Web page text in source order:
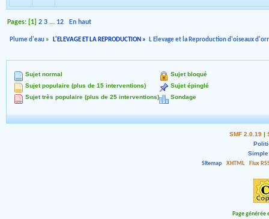
Pages: [1]2 3 ... 12 En haut
Plume d'eau » L'ELEVAGE ET LA REPRODUCTION » L Elevage et la Reproduction d'oiseaux
Sujet normal
Sujet populaire (plus de 15 interventions)
Sujet très populaire (plus de 25 interventions)
Sujet bloqué
Sujet épinglé
Sondage
SMF 2.0.19 |
Sitemap
XHTML Flux
Page générée